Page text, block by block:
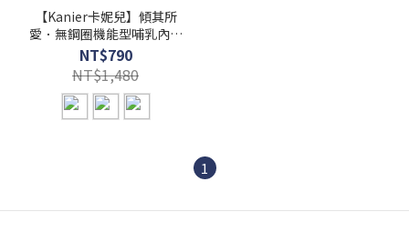
【Kanier卡妮兒】傾其所
愛．無鋼圈機能型哺乳內衣
【5023.5025 沉穩黑 -C / D /
E / F / G罩杯】
NT$790
NT$1,480
1